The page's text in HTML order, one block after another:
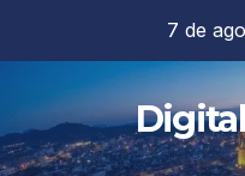
contenido
7 de